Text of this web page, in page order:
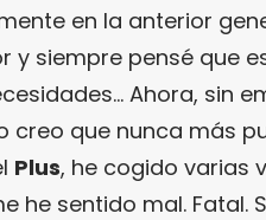
en la anterior
y siempre pensé que
Ahora, sin
creo que nunca más
Plus, he cogido varias
he sentido mal. Fatal.